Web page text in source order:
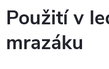
Použití v
mrazáku